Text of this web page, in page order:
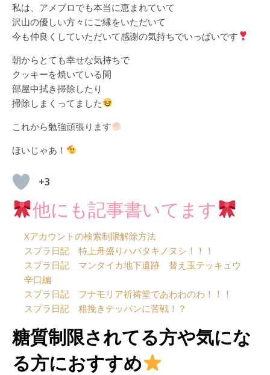
私は、アメブロでも本当に恵まれていて
沢山の優しい方々にご縁をいただいて
今も仲良くしていただいて感謝の気持ちでいっぱいです
朝からとても幸せな気持ちで
クッキーを焼いている間
部屋中拭き掃除したり
掃除しまくってました
これから勉強頑張ります
ほいじゃあ！
+3
他にも記事書いてます
Xアカウントの検索制限解除方法
スプラ日記 特上舟盛りハバタキノヌシ！！！
スプラ日記 マンタイカ地下遺跡 替え玉テッキュウ
辛口編
スプラ日記 フナモリア祈祷堂であわわのわ！！！
スプラ日記 粗挽きテッパンに苦戦！？
糖質制限されてる方や気にな
る方におすすめ